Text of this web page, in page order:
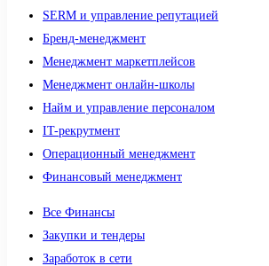
SERM и управление репутацией
Бренд-менеджмент
Менеджмент маркетплейсов
Менеджмент онлайн-школы
Найм и управление персоналом
IT-рекрутмент
Операционный менеджмент
Финансовый менеджмент
Все Финансы
Закупки и тендеры
Заработок в сети